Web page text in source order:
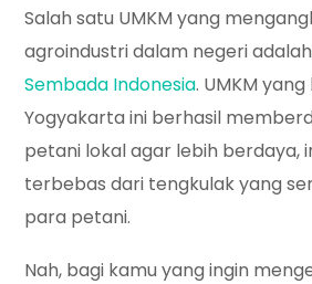
Salah satu UMKM yang
agroindustri dalam negeri adalah
Sembada Indonesia. UMKM
Yogyakarta ini berhasil
petani lokal agar lebih berdaya,
terbebas dari tengkulak yang
para petani.
Nah, bagi kamu yang ingin